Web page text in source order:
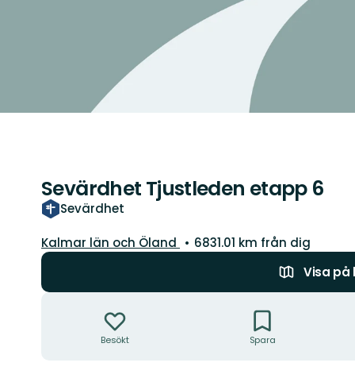
Sevärdhet Tjustleden etapp 6
Sevärdhet
Län:
Kalmar län och Öland
6831.01 km från dig
Visa på
Besökt Spara